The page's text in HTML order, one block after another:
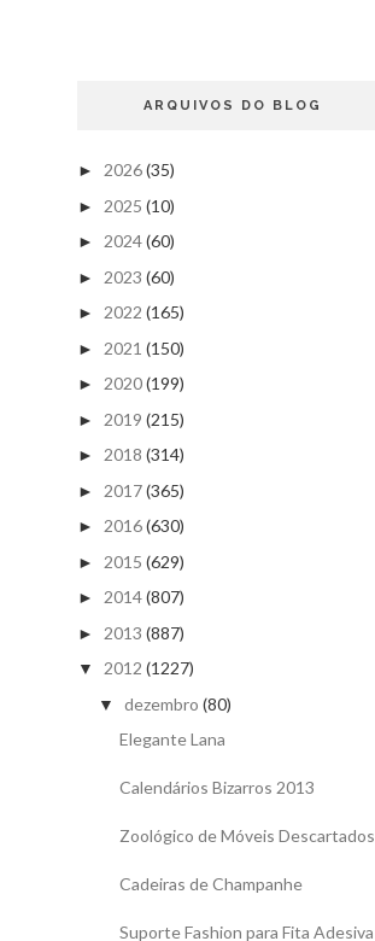
ARQUIVOS DO BLOG
► 2026(35)
► 2025 (10)
► 2024(60)
► 2023 (60)
► 2022 (165)
► 2021 (150)
► 2020(199)
► 2019 (215)
► 2018 (314)
► 2017(365)
► 2016(630)
► 2015 (629)
► 2014(807)
► 2013 (887)
▼ 2012 (1227)
▼ dezembro (80)
Elegante Lana
Calendários Bizarros 2013
Zoológico de Móveis Descartados
Cadeiras de Champanhe
Suporte Fashion para Fita Adesiva